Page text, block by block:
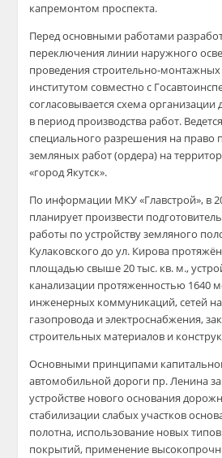
капремонтом проспекта.
Перед основными работами
переключения линии наружного
проведения строительно-
институтом совместно с
согласовывается схема
в период производства работ.
специального разрешения на право
земляных работ (ордера) на
«город Якутск».
По информации МКУ «Главстрой», в
планирует произвести
работы по устройству земляного
Кулаковского до ул. Кирова
площадью свыше 20 тыс. кв. м.,
канализации протяженностью 1640
инженерных коммуникаций, сетей
газопровода и электроснабжения,
строительных материалов и
Основными принципами
автомобильной дороги пр. Ленина
устройстве нового основания
стабилизации слабых участков
полотна, использование новых
покрытий, применение